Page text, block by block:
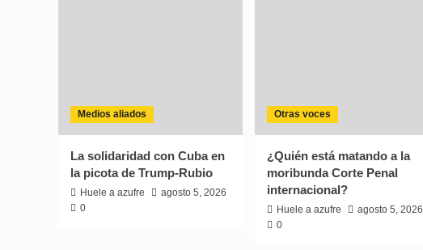
Medios aliados
La solidaridad con Cuba en
la picota de Trump-Rubio
Huele a azufre
agosto 5, 2026
0
Otras voces
¿Quién está matando a la
moribunda Corte Penal
internacional?
Huele a azufre
agosto 5, 2026
0